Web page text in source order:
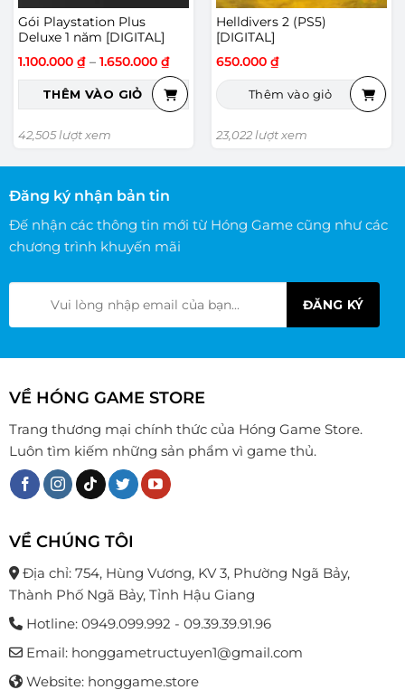
Gói Playstation Plus
Deluxe 1 năm [DIGITAL]
1.100.000 ₫ – 1.650.000 ₫Khoảng
giá:
từ
1.100.000 ₫
đến
THÊM VÀO GIỎ
Sản
này
nhiều
biến
thể.
tùy
được
trên
sản
phẩm
42,505 lượt xem
Helldivers 2 (PS5)
[DIGITAL]
650.000 ₫
Thêm vào giỏ
23,022 lượt xem
Đăng ký nhận bản tin
Đế nhận các thông tin mới từ Hóng Game cũng như các
chương trình khuyến mãi
VỀ HÓNG GAME STORE
Trang thương mại chính thức của Hóng Game Store.
Luôn tìm kiếm những sản phẩm vì game thủ.
VỀ CHÚNG TÔI
Địa chỉ: 754, Hùng Vương, KV 3, Phường Ngã Bảy,
Thành Phố Ngã Bảy, Tỉnh Hậu Giang
Hotline: 0949.099.992 - 09.39.39.91.96
Email: honggametructuyen1@gmail.com
Website: honggame.store